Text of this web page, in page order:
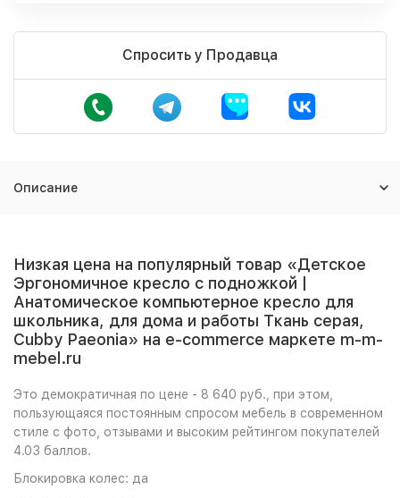
Спросить у Продавца
Описание
Низкая цена на популярный товар «Детское
Эргономичное кресло с подножкой |
Анатомическое компьютерное кресло для
школьника, для дома и работы Ткань серая,
Cubby Paeonia» на e-commerce маркете m-m-
mebel.ru
Это демократичная по цене - 8 640 руб., при этом,
пользующаяся постоянным спросом мебель в современном
стиле с фото, отзывами и высоким рейтингом покупателей
4.03 баллов.
Блокировка колес: да